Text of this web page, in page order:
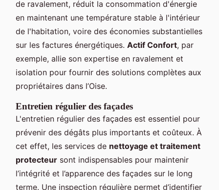
de ravalement, réduit la consommation d'énergie
en maintenant une température stable à l'intérieur
de l'habitation, voire des économies substantielles
sur les factures énergétiques. Actif Confort, par
exemple, allie son expertise en ravalement et
isolation pour fournir des solutions complètes aux
propriétaires dans l’Oise.
Entretien régulier des façades
L'entretien régulier des façades est essentiel pour
prévenir des dégâts plus importants et coûteux. À
cet effet, les services de nettoyage et traitement
protecteur sont indispensables pour maintenir
l’intégrité et l’apparence des façades sur le long
terme. Une inspection régulière permet d’identifier